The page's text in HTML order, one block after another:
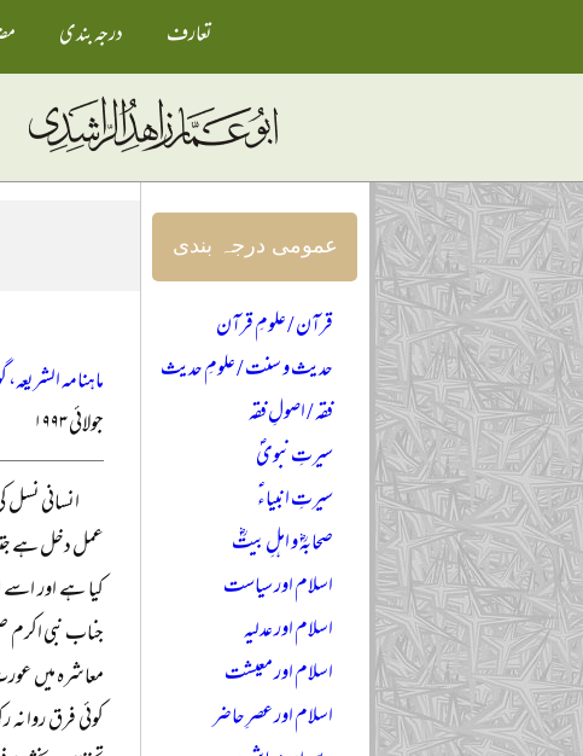
تعارف درجہ بندی
ماہنامہ الشریعہ،
جولائی ۱۹۹۳
انسانی
عمل دخل ہے
کیا ہے اور
جناب نبی اکرم
معاشرہ میں
کوئی فرق روا
عمومی درجہ بندی
قرآن / علومِ قرآن
حدیث و سنت / علومِ حدیث
فقہ / اصولِ فقہ
سیرتِ نبویؐ
سیرتِ انبیاءؑ
صحابہؓ و اہلِ بیتؓ
اسلام اور سیاست
اسلام اور عدلیہ
اسلام اور معیشت
اسلام اور عصرِ حاضر